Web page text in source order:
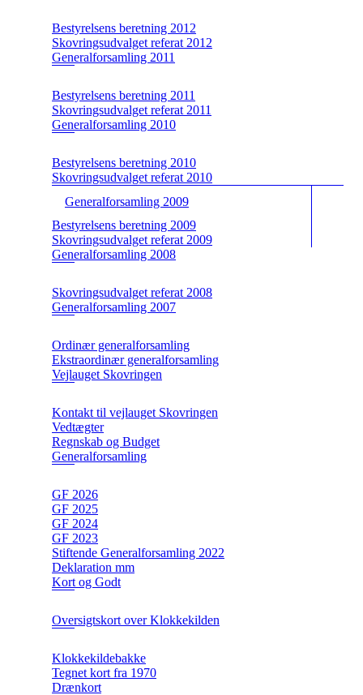
Bestyrelsens beretning 2012
Skovringsudvalget referat 2012
Generalforsamling 2011
Bestyrelsens beretning 2011
Skovringsudvalget referat 2011
Generalforsamling 2010
Bestyrelsens beretning 2010
Skovringsudvalget referat 2010
Generalforsamling 2009
Bestyrelsens beretning 2009
Skovringsudvalget referat 2009
Generalforsamling 2008
Skovringsudvalget referat 2008
Generalforsamling 2007
Ordinær generalforsamling
Ekstraordinær generalforsamling
Vejlauget Skovringen
Kontakt til vejlauget Skovringen
Vedtægter
Regnskab og Budget
Generalforsamling
GF 2026
GF 2025
GF 2024
GF 2023
Stiftende Generalforsamling 2022
Deklaration mm
Kort og Godt
Oversigtskort over Klokkekilden
Klokkekildebakke
Tegnet kort fra 1970
Drænkort